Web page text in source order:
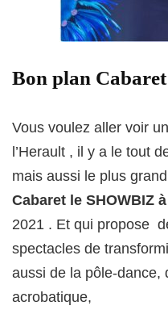
Bon plan
Vous voulez aller voir
l’Herault , il y a le tout
mais aussi le plus
Cabaret le SHOWBIZ
2021 . Et qui propose
spectacles de
aussi de la pôle-dance,
acrobatique,